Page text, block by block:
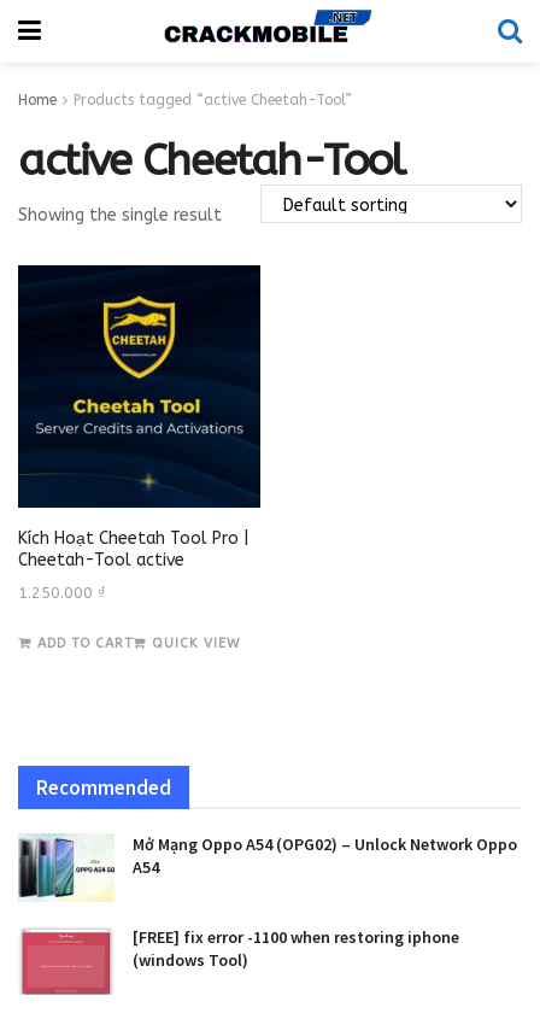
Home Products tagged “active Cheetah-Tool”
active Cheetah-Tool
Showing the single result
Kích Hoạt Cheetah Tool Pro |
Cheetah-Tool active
1.250.000 ₫
ADD TO CART QUICK VIEW
Recommended
Mở Mạng Oppo A54 (OPG02) – Unlock Network Oppo
A54
[FREE] fix error -1100 when restoring iphone
(windows Tool)